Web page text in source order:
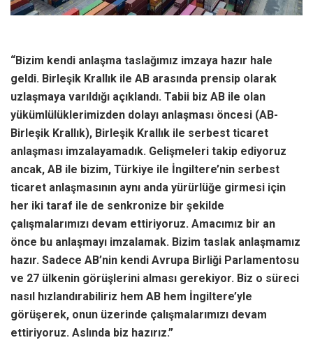
“Bizim kendi anlaşma taslağımız imzaya hazır hale
geldi. Birleşik Krallık ile AB arasında prensip olarak
uzlaşmaya varıldığı açıklandı. Tabii biz AB ile olan
yükümlülüklerimizden dolayı anlaşması öncesi (AB-
Birleşik Krallık), Birleşik Krallık ile serbest ticaret
anlaşması imzalayamadık. Gelişmeleri takip ediyoruz
ancak, AB ile bizim, Türkiye ile İngiltere’nin serbest
ticaret anlaşmasının aynı anda yürürlüğe girmesi için
her iki taraf ile de senkronize bir şekilde
çalışmalarımızı devam ettiriyoruz. Amacımız bir an
önce bu anlaşmayı imzalamak. Bizim taslak anlaşmamız
hazır. Sadece AB’nin kendi Avrupa Birliği Parlamentosu
ve 27 ülkenin görüşlerini alması gerekiyor. Biz o süreci
nasıl hızlandırabiliriz hem AB hem İngiltere’yle
görüşerek, onun üzerinde çalışmalarımızı devam
ettiriyoruz. Aslında biz hazırız.”